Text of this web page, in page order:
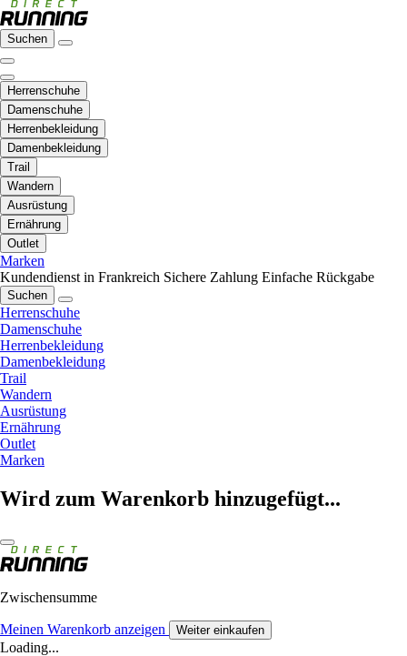
Suchen
Herrenschuhe
Damenschuhe
Herrenbekleidung
Damenbekleidung
Trail
Wandern
Ausrüstung
Ernährung
Outlet
Marken
Kundendienst in Frankreich Sichere Zahlung Einfache Rückgabe
Suchen
Herrenschuhe
Damenschuhe
Herrenbekleidung
Damenbekleidung
Trail
Wandern
Ausrüstung
Ernährung
Outlet
Marken
Wird zum Warenkorb hinzugefügt...
Zwischensumme
Meinen Warenkorb anzeigen Weiter einkaufen
Loading...